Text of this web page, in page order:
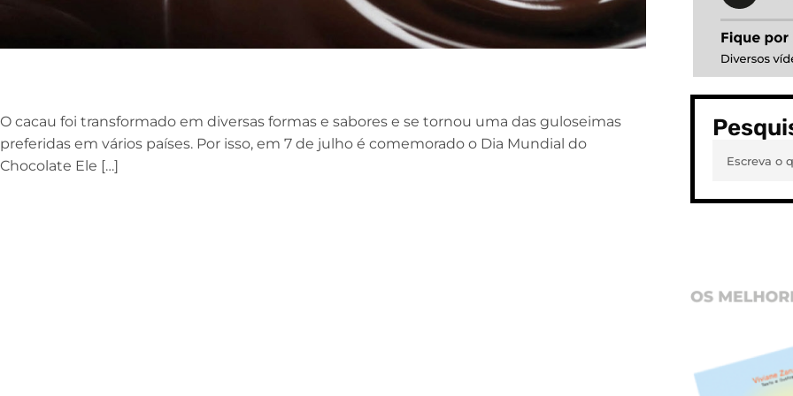
O cacau foi transformado em diversas formas e sabores e se tornou uma das guloseimas
preferidas em vários países. Por isso, em 7 de julho é comemorado o Dia Mundial do
Chocolate Ele […]